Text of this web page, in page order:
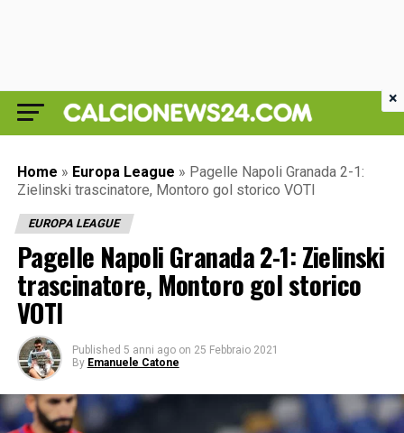
Home » Europa League » Pagelle Napoli Granada 2-1:
Zielinski trascinatore, Montoro gol storico VOTI
EUROPA LEAGUE
Pagelle Napoli Granada 2-1: Zielinski
trascinatore, Montoro gol storico
VOTI
Published 5 anni ago on 25 Febbraio 2021
By Emanuele Catone
×